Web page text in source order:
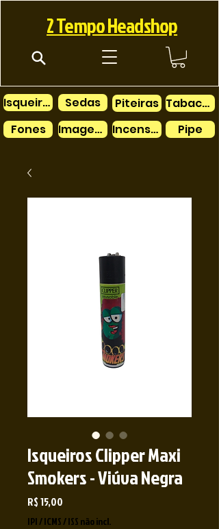
2 Tempo Headshop
Isqueiros
Fones
Sedas
Imagens
Piteiras
Tabacos
Incensos
Pipe
Isqueiros Clipper Maxi
Smokers - Viúva Negra
R$ 15,00
IPI / ICMS / ISS não incl.